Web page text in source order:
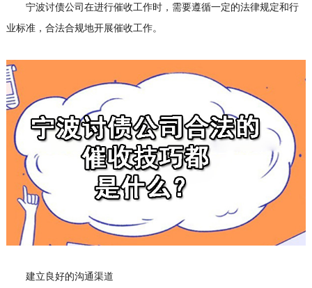
宁波讨债公司 在进行催收工作时，需要遵循一定的法律规定和行
业标准，合法合规地开展催收工作。
建立良好的沟通渠道